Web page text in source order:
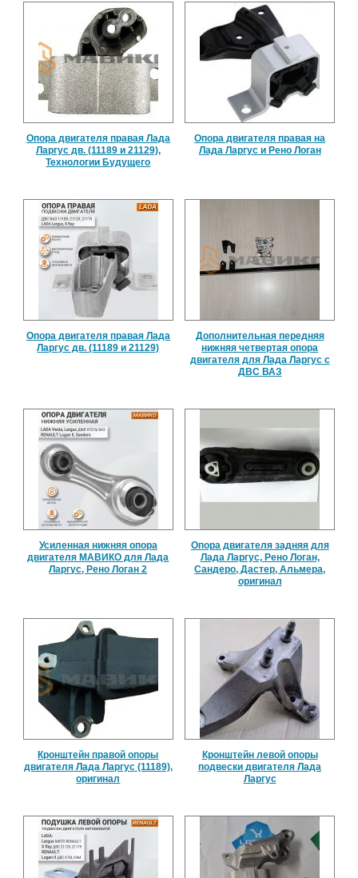
Опора двигателя правая Лада
Ларгус дв. (11189 и 21129),
Технологии Будущего
Опора двигателя правая на
Лада Ларгус и Рено Логан
Опора двигателя правая Лада
Ларгус дв. (11189 и 21129)
Дополнительная передняя
нижняя четвертая опора
двигателя для Лада Ларгус с
ДВС ВАЗ
Усиленная нижняя опора
двигателя МАВИКО для Лада
Ларгус, Рено Логан 2
Опора двигателя задняя для
Лада Ларгус, Рено Логан,
Сандеро, Дастер, Альмера,
оригинал
Кронштейн правой опоры
двигателя Лада Ларгус (11189),
оригинал
Кронштейн левой опоры
подвески двигателя Лада
Ларгус